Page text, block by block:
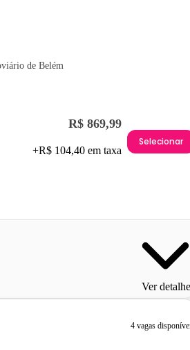
de Belém
R$ 869,99
+R$ 104,40 em taxa
Selecionar
Ver
4 vagas